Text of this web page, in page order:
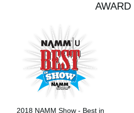
AWARD
2018 NAMM Show - Best in